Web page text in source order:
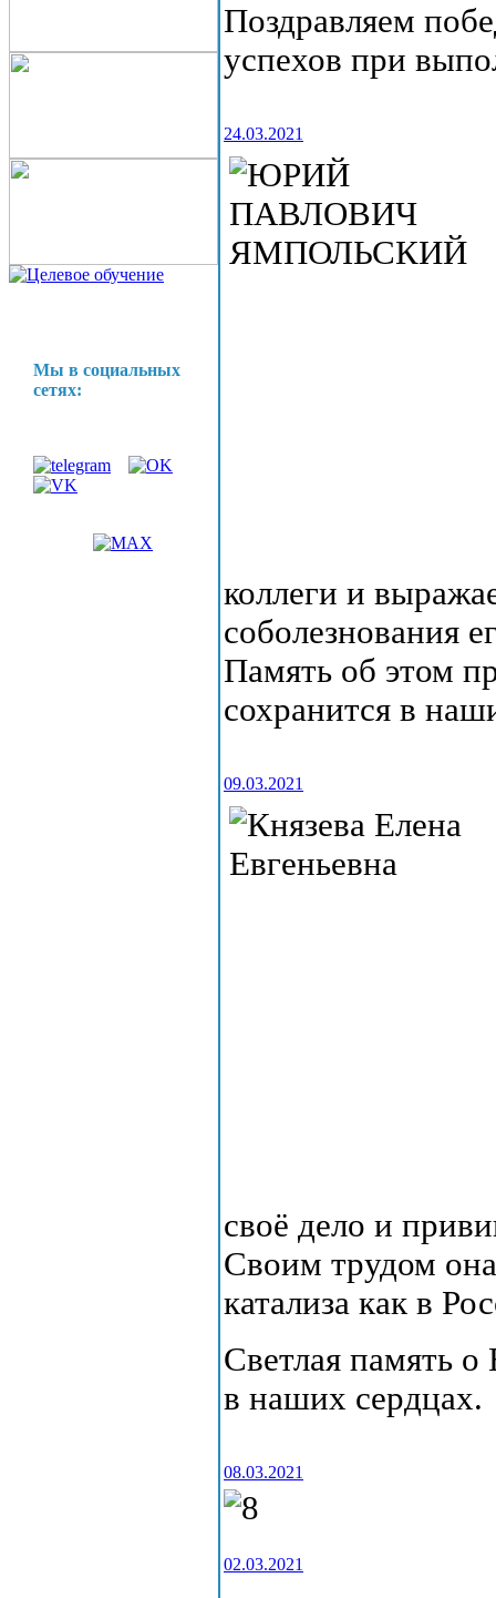
Мы в социальных
сетях:
Поздравляем
успехов при
24.03.2021
коллеги и
соболезнования
Память об этом
сохранится в
09.03.2021
своё дело и
Своим трудом
катализа как в
Светлая память о
в наших сердцах.
08.03.2021
02.03.2021